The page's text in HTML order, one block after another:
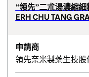
“領先”二朮湯濃縮細
ERH CHU TANG
申請商
領先奈米製藥生技股